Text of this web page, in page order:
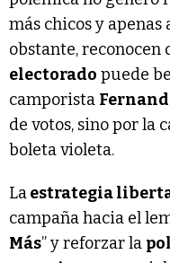
más chicos y apenas
obstante, reconocen
electorado puede
camporista
de votos, sino por la
boleta violeta.
Laestrategia
campaña hacia el
Más” y reforzar la